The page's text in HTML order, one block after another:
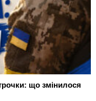
що змінилося